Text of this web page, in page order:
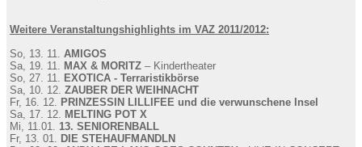
Weitere Veranstaltungshighlights im VAZ 2011/2012:
So, 13. 11. AMIGOS
Sa, 19. 11. MAX & MORITZ – Kindertheater
So, 27. 11. EXOTICA - Terraristikbörse
Sa, 10. 12. ZAUBER DER WEIHNACHT
Fr, 16. 12. PRINZESSIN LILLIFEE und die verwunschene Insel
Sa, 17. 12. MELTING POT X
Mi, 11.01. 13. SENIORENBALL
Fr, 13. 01. DIE STEHAUFMANDLN